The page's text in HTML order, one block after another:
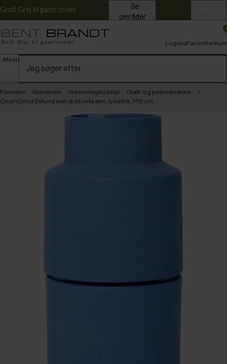
Godt Grej til gastronomi
områder
Menu
Log indFavoritterKurv
Forsiden Isenkram Serveringsudstyr
Salt- og peberkværne
CrushGrind Billund salt-/peberkværn, lyseblå, H12 cm